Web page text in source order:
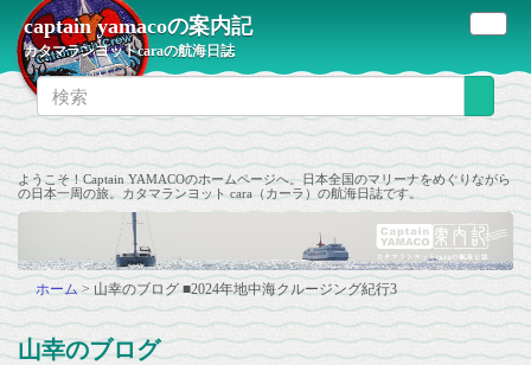
captain yamacoの案内記
カタマランヨットcaraの航海日誌
ようこそ！Captain YAMACOのホームページへ。日本全国のマリーナをめぐりながら
の日本一周の旅。カタマランヨット cara（カーラ）の航海日誌です。
ホーム > 山幸のブログ■2024年地中海クルージング紀行3
山幸のブログ